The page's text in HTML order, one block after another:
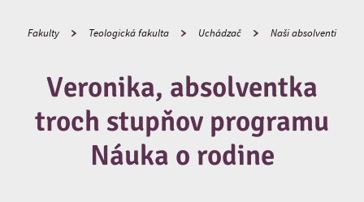
Fakulty Teologická fakulta Uchádzač Naši absolventi
Veronika, absolventka
troch stupňov programu
Náuka o rodine